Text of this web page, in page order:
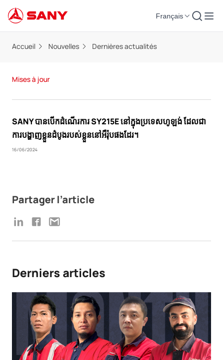
Français
Accueil Nouvelles Dernières actualités
Mises à jour
SANY បានបើកដំណើរការ SY215E នៅក្នុងប្រទេសហូឡង់ ដែលជា
ការបង្ហាញខ្លួនដំបូងរបស់ខ្លួននៅអឺរ៉ុបផងដែរ។
16/06/2024
Partager l’article
Derniers articles